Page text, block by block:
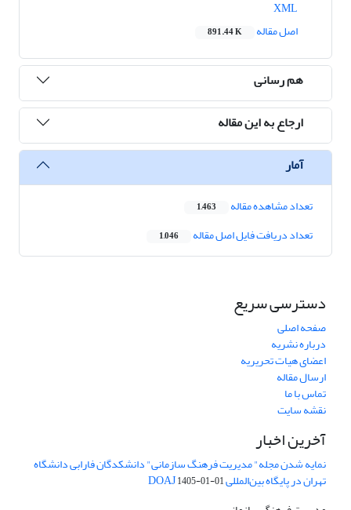
اصل مقاله
891.44 K
هم رسانی
ارجاع به این مقاله
آمار
تعداد مشاهده مقاله 1,463
تعداد دریافت فایل اصل مقاله 1,046
دسترسی سریع
صفحه اصلی
درباره نشریه
اعضای هیات تحریریه
ارسال مقاله
تماس با ما
نقشه سایت
آخرین اخبار
نمایه شدن مجله" مدیریت فرهنگ سازمانی" دانشکدگان فارابی دانشگاه
تهران در پایگاه بین‌المللی DOAJ1405-01-01